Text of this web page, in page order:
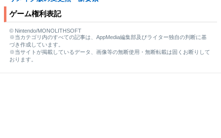
ゲーム権利表記
© Nintendo/MONOLITHSOFT
※当カテゴリ内のすべての記事は、AppMedia編集部及びライター独自の判断に基
づき作成しています。
※当サイトが掲載しているデータ、画像等の無断使用・無断転載は固くお断りして
おります。